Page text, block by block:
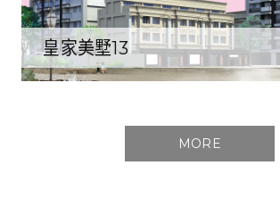
皇家美墅13
MORE